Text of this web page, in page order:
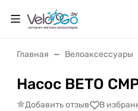
Главная Велоаксессуары
Насос BETO
Добавить отзыв В